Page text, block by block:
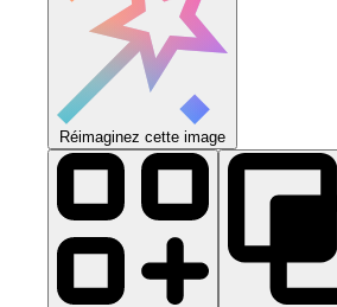
Réimaginez cette image